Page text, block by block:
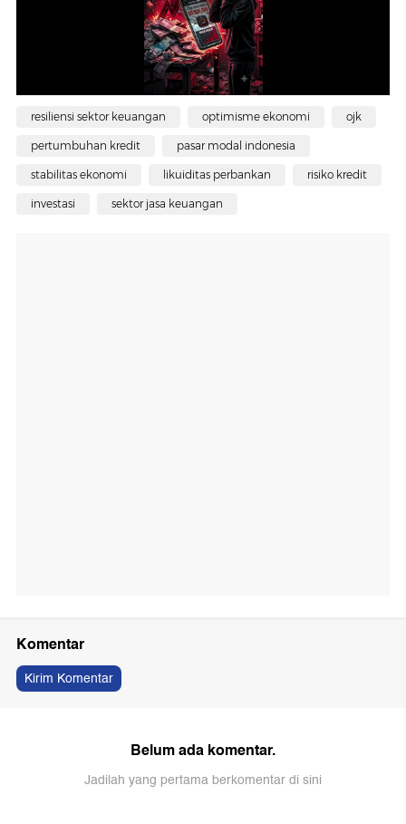
resiliensi sektor keuangan optimisme ekonomi ojk
pertumbuhan kredit pasar modal indonesia
stabilitas ekonomi likuiditas perbankan risiko kredit
investasi sektor jasa keuangan
Komentar
Kirim Komentar
Belum ada komentar.
Jadilah yang pertama berkomentar di sini